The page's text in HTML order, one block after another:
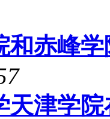
和赤峰
天津学